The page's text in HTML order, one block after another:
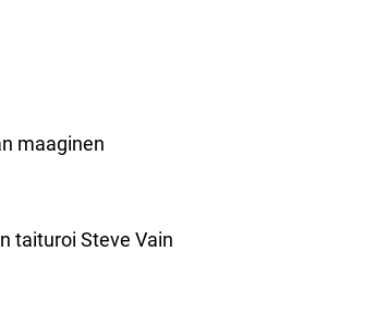
maaginen
taituroi Steve Vain